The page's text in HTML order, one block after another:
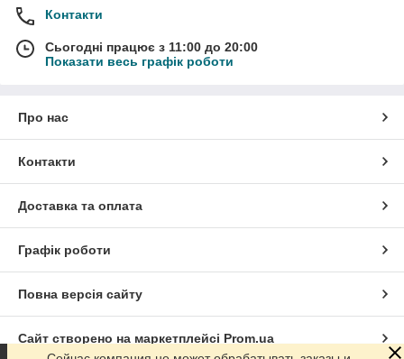
Контакти
Сьогодні працює з 11:00 до 20:00
Показати весь графік роботи
Про нас
Контакти
Доставка та оплата
Графік роботи
Повна версія сайту
Сайт створено на маркетплейсі Prom.ua